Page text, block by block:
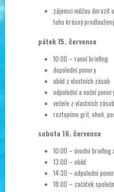
zájemci můžou dorazit
toho krásný
pátek 15. července
10:00 – ranní briefing
dopolední ponory
oběd z vlastních zásob
odpolední a noční
večeře z vlastních zásob
roztopíme gril, oheň,
sobota 16. července
10:00 – úvodní briefing
13:00 – oběd
14:30 – odpolední ponor
18:00 – začátek